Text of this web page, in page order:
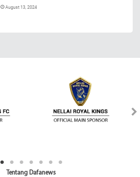
August 13, 2024
Tentang Dafanews